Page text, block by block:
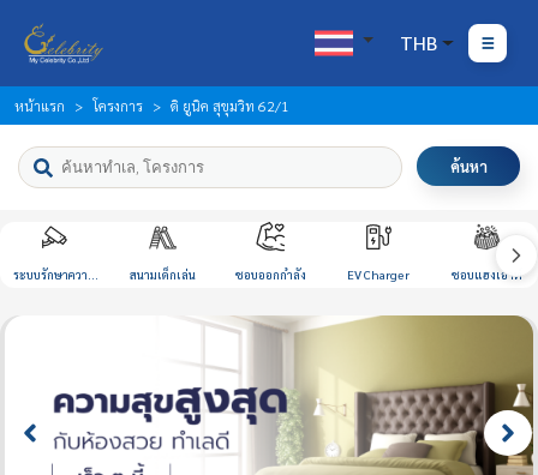
THB
หน้าแรก โครงการ ดิ ยูนิค สุขุมวิท 62/1
ค้นหา
ระบบรักษาความ สนามเด็กเล่น ชอบออกกำลัง EV Charger ชอบแฮงเอาท์